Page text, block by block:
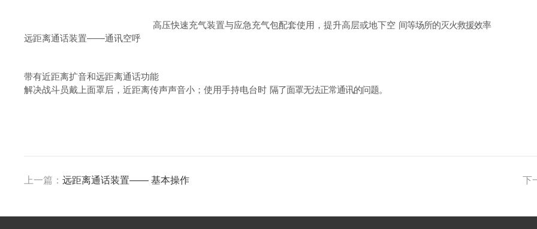
高压快速充气装置与应急充气包配套使用，提升高层或地下空 间等场所的灭火救援效率
远距离通话装置——通讯空呼
带有近距离扩音和远距离通话功能
解决战斗员戴上面罩后，近距离传声声音小；使用手持电台时 隔了面罩无法正常通讯的问题。
上一篇：远距离通话装置—— 基本操作 下